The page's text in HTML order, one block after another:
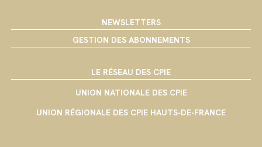
NEWSLETTERS
GESTION DES ABONNEMENTS
LE RÉSEAU DES CPIE
UNION NATIONALE DES CPIE
UNION RÉGIONALE DES CPIE HAUTS-DE-FRANCE